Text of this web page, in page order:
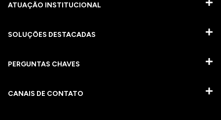
ATUAÇÃO INSTITUCIONAL
SOLUÇÕES DESTACADAS
PERGUNTAS CHAVES​
CANAIS DE CONTATO